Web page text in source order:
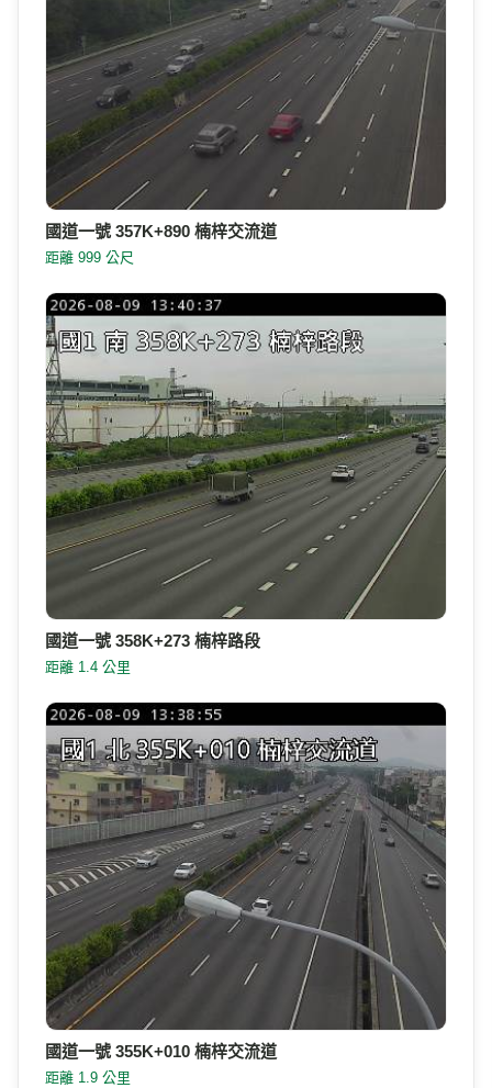
國道一號 357K+890 楠梓交流道
距離 999 公尺
國道一號 358K+273 楠梓路段
距離 1.4 公里
國道一號 355K+010 楠梓交流道
距離 1.9 公里